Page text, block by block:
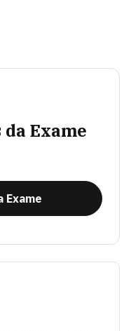
Exame
Exame